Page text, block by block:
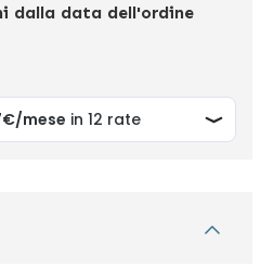
dalla data dell'ordine